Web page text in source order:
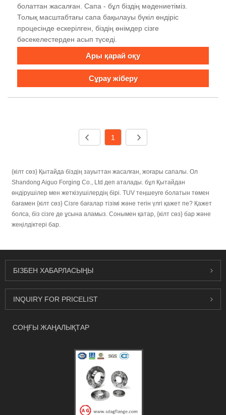
болаттан жасалған. Сапа - бұл біздің мәдениетіміз.
Толық масштабтағы сапа бақылауы бүкіл өндіріс
процесінде ескерілген, біздің өнімдер сізге
бәсекелестерден асып түседі.
Ары қарай оқу
Сұрау жіберу
1
{кілт сөз} Қытайда біздің зауыттан жасалған, жоғары сапалы. Ол
Shandong Aiguo Forging Co., Ltd деп аталады. бұл Қытайдан
өндірушілер мен жеткізушілердің бірі. TUV теңшеуге болатын төмен
бағамен {кілт сөз} Сізге бағалар тізімі және тегін үлгі қажет пе? Қажет
болса, біз сізге де ұсына аламыз. Сонымен қатар, {кілт сөз} бар және
жеңілдіктері бар.
БІЗБЕН ХАБАРЛАСЫҢЫ
INQUIRY FOR PRICELIST
СОҢҒЫ ЖАҢАЛЫҚТАР